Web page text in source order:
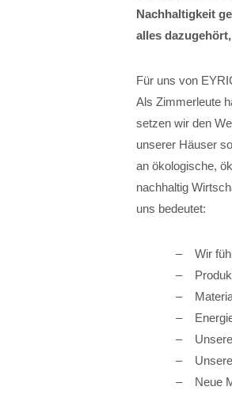
Nachhaltigkeit
alles
Für uns von
Als Zimmerleute
setzen wir den
unserer Häuser
an ökologische,
nachhaltig
uns bedeutet:
Wir
Neue